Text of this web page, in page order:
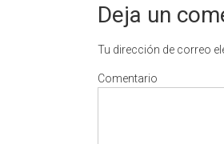
Deja un
Tu dirección de correo
Comentario